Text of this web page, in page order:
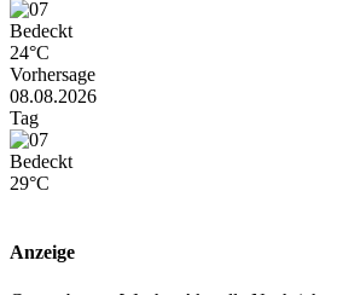
Bedeckt
24°C
Vorhersage
08.08.2026
Tag
Bedeckt
29°C
Anzeige